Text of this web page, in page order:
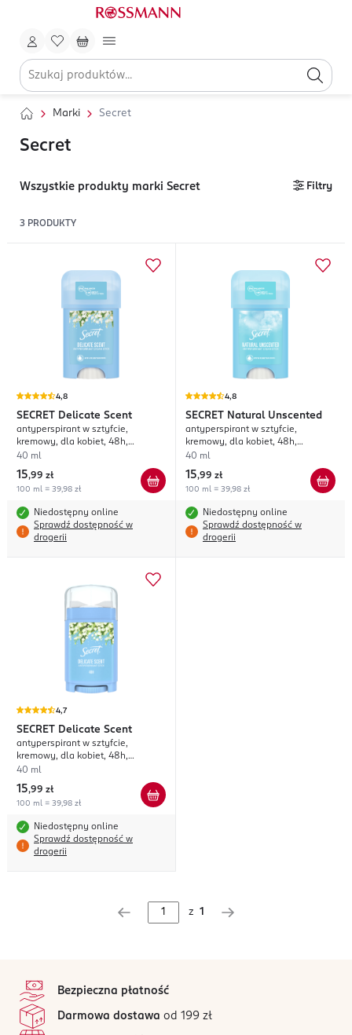
Marki Secret
Secret
Wszystkie produkty marki Secret Filtry
3 PRODUKTY
4,8
SECRET Delicate Scent
antyperspirant w sztyfcie,
kremowy, dla kobiet, 48h,
Konwalia
40 ml
15,99 zł
100 ml = 39,98 zł
Niedostępny online
Sprawdź dostępność w
drogerii
4,8
SECRET Natural Unscented
antyperspirant w sztyfcie,
kremowy, dla kobiet, 48h,
bezzapachowy
40 ml
15,99 zł
100 ml = 39,98 zł
Niedostępny online
Sprawdź dostępność w
drogerii
4,7
SECRET Delicate Scent
antyperspirant w sztyfcie,
kremowy, dla kobiet, 48h,
Konwalia
40 ml
15,99 zł
100 ml = 39,98 zł
Niedostępny online
Sprawdź dostępność w
drogerii
z 1
Bezpieczna płatność
Darmowa dostawa od 199 zł